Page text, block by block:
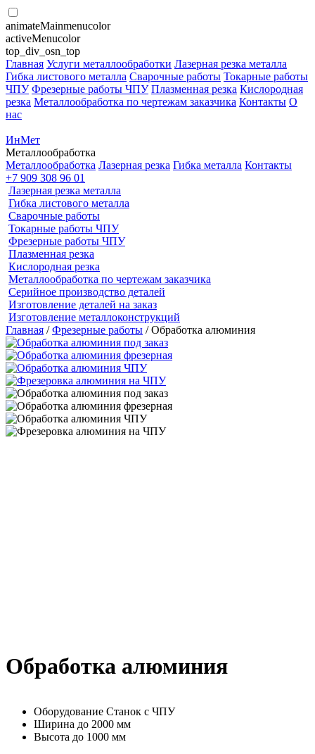
animateMainmenucolor
activeMenucolor
top_div_osn_top
Главная Услуги металлообработки Лазерная резка металла
Гибка листового металла Сварочные работы Токарные работы
ЧПУ Фрезерные работы ЧПУ Плазменная резка Кислородная
резка Металлообработка по чертежам заказчика Контакты О
нас
ИнМет
Металлообработка
Металлообработка Лазерная резка Гибка металла Контакты
+7 909 308 96 01
Лазерная резка металла
Гибка листового металла
Сварочные работы
Токарные работы ЧПУ
Фрезерные работы ЧПУ
Плазменная резка
Кислородная резка
Металлообработка по чертежам заказчика
Серийное производство деталей
Изготовление деталей на заказ
Изготовление металлоконструкций
Главная /Фрезерные работы / Обработка алюминия
Обработка алюминия
Оборудование Станок с ЧПУ
Ширина до 2000 мм
Высота до 1000 мм